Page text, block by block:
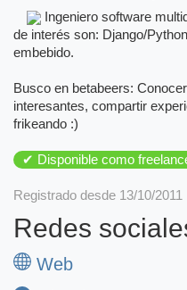
Ingeniero software
de interés son: Django/
embebido.
Busco en betabeers:
interesantes, compartir
frikeando :)
✔ Disponible como
Registrado desde 13/10/2011
Redes
Web